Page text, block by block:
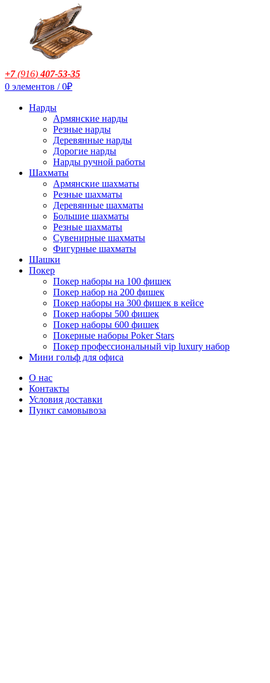
+7(916)407-53-35
0 элементов / 0₽
Нарды
Армянские нарды
Резные нарды
Деревянные нарды
Дорогие нарды
Нарды ручной работы
Шахматы
Армянские шахматы
Резные шахматы
Деревянные шахматы
Большие шахматы
Резные шахматы
Сувенирные шахматы
Фигурные шахматы
Шашки
Покер
Покер наборы на 100 фишек
Покер набор на 200 фишек
Покер наборы на 300 фишек в кейсе
Покер наборы 500 фишек
Покер наборы 600 фишек
Покерные наборы Poker Stars
Покер профессиональный vip luxury набор
Мини гольф для офиса
О нас
Контакты
Условия доставки
Пункт самовывоза